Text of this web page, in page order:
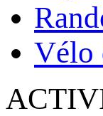
Vélo